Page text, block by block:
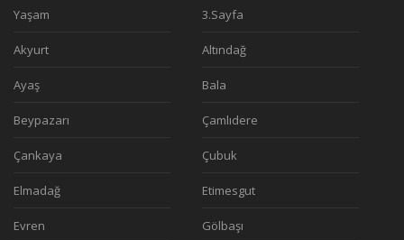
Yaşam 3.Sayfa
Akyurt Altındağ
Ayaş Bala
Beypazarı Çamlıdere
Çankaya Çubuk
Elmadağ Etimesgut
Evren Gölbaşı